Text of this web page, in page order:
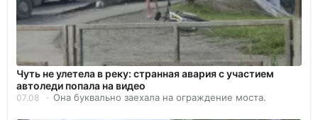
Чуть не улетела в реку: странная авария с участием
автоледи попала на видео
07.08 Она буквально заехала на ограждение моста.